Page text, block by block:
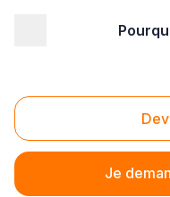
Je
Reprise automobile
reprise automobile
?